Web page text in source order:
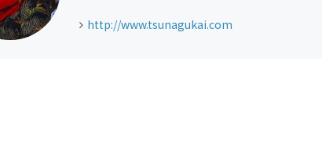
http://www.tsunagukai.com